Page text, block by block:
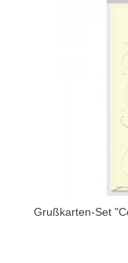
Grußkarten-Set